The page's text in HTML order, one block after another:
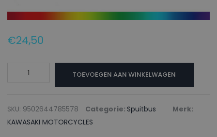
€24,50
KAWASAKI
+
Blanke
TOEVOEGEN AAN WINKELWAGEN
SKU: 9502644785578 Categorie: Spuitbus
Merk:
KAWASAKI MOTORCYCLES